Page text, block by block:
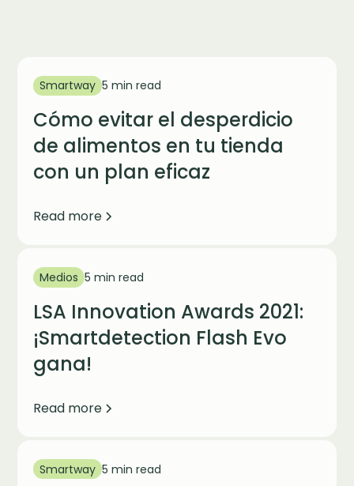
Smartway 5 min read
Cómo evitar el desperdicio
de alimentos en tu tienda
con un plan eficaz
Read more
Medios 5 min read
LSA Innovation Awards 2021:
¡Smartdetection Flash Evo
gana!
Read more
Smartway 5 min read